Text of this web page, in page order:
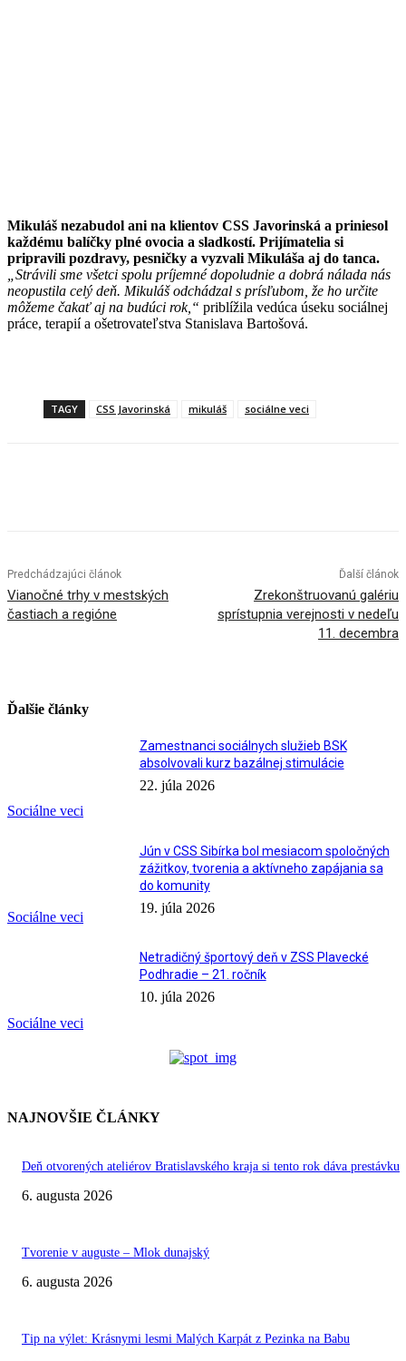
Mikuláš nezabudol ani na klientov CSS Javorinská a priniesol
každému balíčky plné ovocia a sladkostí. Prijímatelia si
pripravili pozdravy, pesničky a vyzvali Mikuláša aj do tanca.
„Strávili sme všetci spolu príjemné dopoludnie a dobrá nálada nás
neopustila celý deň. Mikuláš odchádzal s prísľubom, že ho určite
môžeme čakať aj na budúci rok,“ priblížila vedúca úseku sociálnej
práce, terapií a ošetrovateľstva Stanislava Bartošová.
TAGY CSS Javorinská mikuláš sociálne veci
Predchádzajúci článok
Vianočné trhy v mestských
častiach a regióne
Ďalší článok
Zrekonštruovanú galériu
sprístupnia verejnosti v nedeľu
11. decembra
Ďalšie články
Sociálne veci
Zamestnanci sociálnych služieb BSK
absolvovali kurz bazálnej stimulácie
22. júla 2026
Sociálne veci
Jún v CSS Sibírka bol mesiacom spoločných
zážitkov, tvorenia a aktívneho zapájania sa
do komunity
19. júla 2026
Sociálne veci
Netradičný športový deň v ZSS Plavecké
Podhradie – 21. ročník
10. júla 2026
NAJNOVŠIE ČLÁNKY
Deň otvorených ateliérov Bratislavského kraja si tento rok dáva prestávku
6. augusta 2026
Tvorenie v auguste – Mlok dunajský
6. augusta 2026
Tip na výlet: Krásnymi lesmi Malých Karpát z Pezinka na Babu